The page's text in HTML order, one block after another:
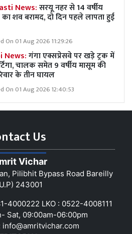
News:सरयू नहर से 14 वर्षीय
का शव बरामद, दो दिन पहले लापता हुई
On 01 Aug 2026 11:29:26
News:गंगा एक्सप्रेसवे पर खड़े ट्रक में
चालक समेत 9 वर्षीय मासूम की
के तीन घायल
On 01 Aug 2026 12:40:53
Us
Vichar
Pilibhit Bypass Road Bareilly
243001
4000222 LKO : 0522-4008111
Sat, 09:00am-06:00pm
info@amritvichar.com